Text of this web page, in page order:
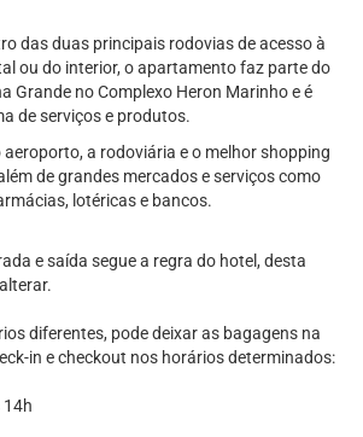
das duas principais rodovias de acesso à
ou do interior, o apartamento faz parte do
Grande no Complexo Heron Marinho e é
de serviços e produtos.
aeroporto, a rodoviária e o melhor shopping
de grandes mercados e serviços como
lotéricas e bancos.
e saída segue a regra do hotel, desta
diferentes, pode deixar as bagagens na
in e checkout nos horários determinados:
14h